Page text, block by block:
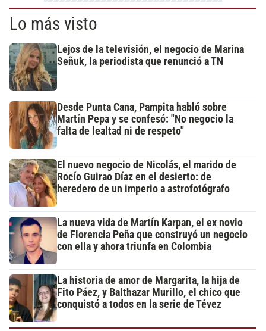
Lo más visto
Lejos de la televisión, el negocio de Marina
Señuk, la periodista que renunció a TN
Desde Punta Cana, Pampita habló sobre
Martín Pepa y se confesó: "No negocio la
falta de lealtad ni de respeto"
El nuevo negocio de Nicolás, el marido de
Rocío Guirao Díaz en el desierto: de
heredero de un imperio a astrofotógrafo
La nueva vida de Martín Karpan, el ex novio
de Florencia Peña que construyó un negocio
con ella y ahora triunfa en Colombia
La historia de amor de Margarita, la hija de
Fito Páez, y Balthazar Murillo, el chico que
conquistó a todos en la serie de Tévez